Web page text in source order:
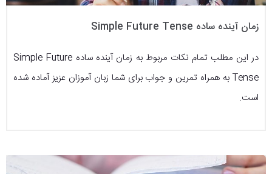
زمان آینده ساده Simple Future Tense
در این مطلب تمام نکات مربوط به زمان آینده ساده Simple Future
Tense به همراه تمرین و جواب برای شما زبان آموزان عزیز آماده شده
است.